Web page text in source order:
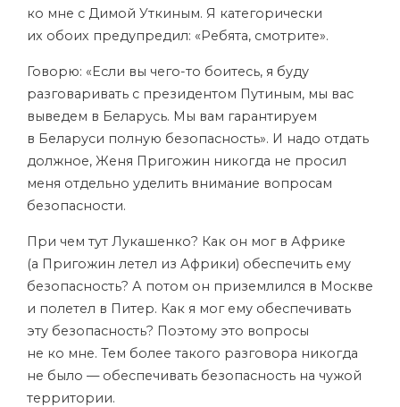
ко мне с Димой Уткиным. Я категорически
их обоих предупредил: «Ребята, смотрите».
Говорю: «Если вы чего-то боитесь, я буду
разговаривать с президентом Путиным, мы вас
выведем в Беларусь. Мы вам гарантируем
в Беларуси полную безопасность». И надо отдать
должное, Женя Пригожин никогда не просил
меня отдельно уделить внимание вопросам
безопасности.
При чем тут Лукашенко? Как он мог в Африке
(а Пригожин летел из Африки) обеспечить ему
безопасность? А потом он приземлился в Москве
и полетел в Питер. Как я мог ему обеспечивать
эту безопасность? Поэтому это вопросы
не ко мне. Тем более такого разговора никогда
не было — обеспечивать безопасность на чужой
территории.